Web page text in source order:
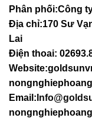
Phân phối:Công
Địa chỉ:170 Sư
Lai
Điện thoai:
Email: